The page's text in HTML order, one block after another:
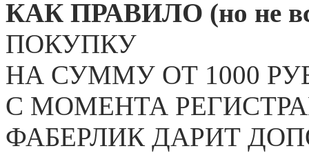
КАК ПРАВИЛО (но не
ПОКУПКУ
НА СУММУ ОТ 1000
С МОМЕНТА
ФАБЕРЛИК ДАРИТ